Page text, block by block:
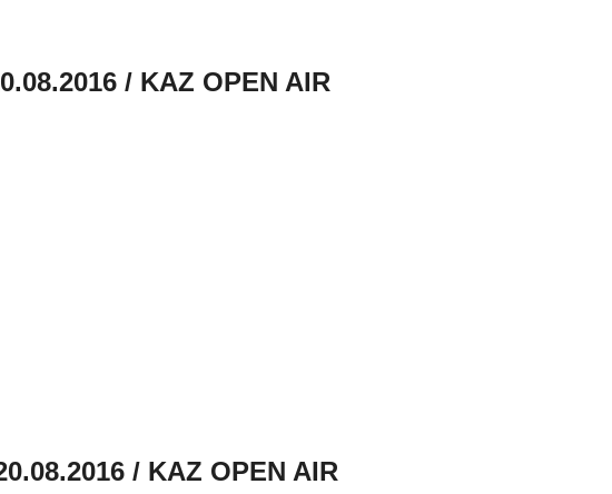
/ KAZ OPEN AIR
/ KAZ OPEN AIR